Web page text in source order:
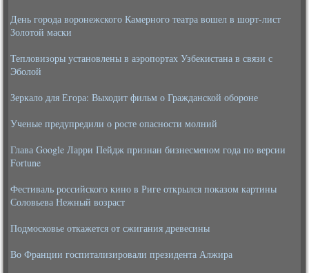
День города воронежского Камерного театра вошел в шорт-лист
Золотой маски
Тепловизоры установлены в аэропортах Узбекистана в связи с
Эболой
Зеркало для Егора: Выходит фильм о Гражданской обороне
Ученые предупредили о росте опасности молний
Глава Google Ларри Пейдж признан бизнесменом года по версии
Fortune
Фестиваль российского кино в Риге открылся показом картины
Соловьева Нежный возраст
Подмосковье откажется от сжигания древесины
Во Франции госпитализировали президента Алжира